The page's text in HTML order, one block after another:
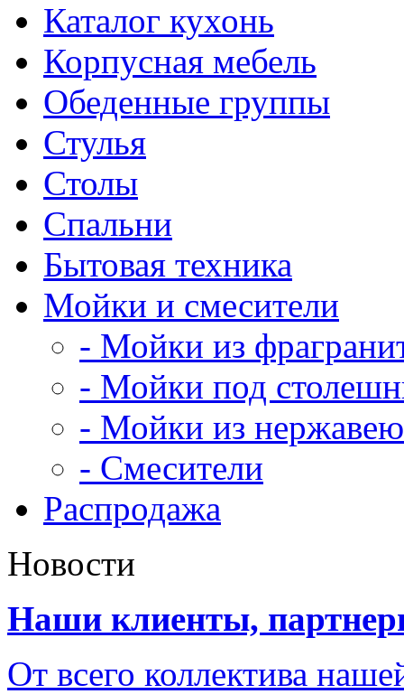
Каталог кухонь
Корпусная мебель
Обеденные группы
Стулья
Столы
Спальни
Бытовая техника
Мойки и смесители
- Мойки из
- Мойки под
- Мойки из
- Смесители
Распродажа
Новости
Наши клиенты,
От всего коллектива